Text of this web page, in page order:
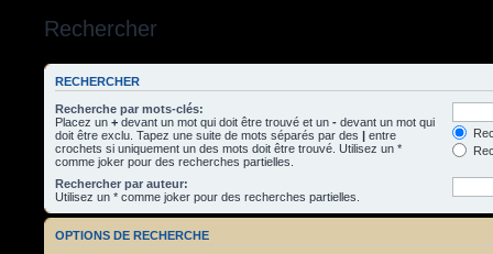
Rechercher
RECHERCHER
Recherche par mots-clés:
Placez un + devant un mot qui doit être trouvé et un - devant un mot qui
doit être exclu. Tapez une suite de mots séparés par des | entre
crochets si uniquement un des mots doit être trouvé. Utilisez un *
comme joker pour des recherches partielles.
Rechercher par auteur:
Utilisez un * comme joker pour des recherches partielles.
OPTIONS DE RECHERCHE